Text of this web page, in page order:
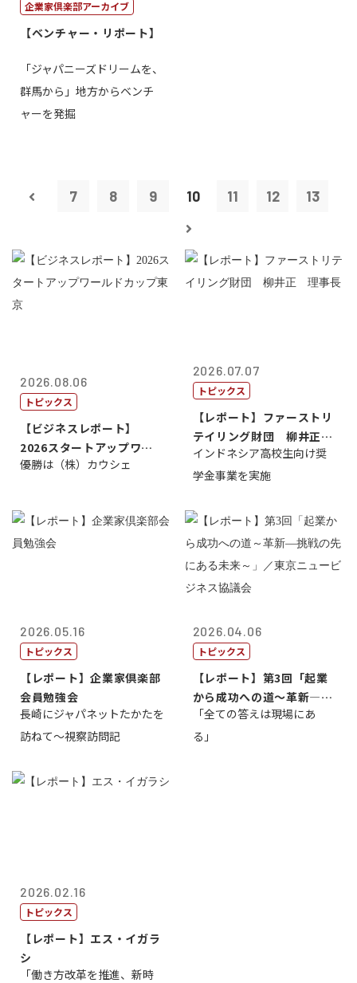
企業家倶楽部アーカイブ
【ベンチャー・リポート】
「ジャパニーズドリームを、
群馬から」地方からベンチ
ャーを発掘
7 8 9 10 11 12 13
2026.08.06
トピックス
【ビジネスレポート】
2026スタートアップワー
ルドカップ東京
優勝は（株）カウシェ
2026.07.07
トピックス
【レポート】ファーストリ
テイリング財団 柳井正
理事長
インドネシア高校生向け奨
学金事業を実施
2026.05.16
トピックス
【レポート】企業家倶楽部
会員勉強会
長崎にジャパネットたかたを
訪ねて～視察訪問記
2026.04.06
トピックス
【レポート】第3回「起業
から成功への道～革新―挑
戦の先にある...
「全ての答えは現場にあ
る」
2026.02.16
トピックス
【レポート】エス・イガラ
シ
「働き方改革を推進、新時